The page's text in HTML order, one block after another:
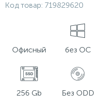
Код товар: 719829620
Офисный без ОС
256 Gb
Без ODD